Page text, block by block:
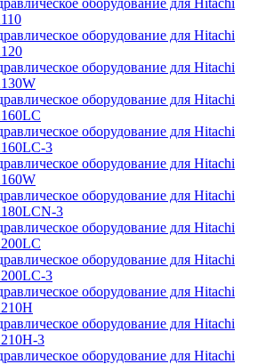
оборудование для Hitachi
оборудование для Hitachi
оборудование для Hitachi
оборудование для Hitachi
оборудование для Hitachi
3
оборудование для Hitachi
оборудование для Hitachi
3
оборудование для Hitachi
оборудование для Hitachi
3
оборудование для Hitachi
оборудование для Hitachi
3
оборудование для Hitachi